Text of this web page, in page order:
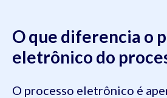
O que diferencia o
eletrônico do
O processo eletrônico é